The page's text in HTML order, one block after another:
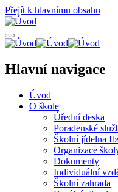
Přejít k hlavnímu obsahu
Hlavní navigace
Úvod
O škole
Úřední deska
Poradenské
Školní jídelna
Organizace
Dokumenty
Individuální
Školní zahrada